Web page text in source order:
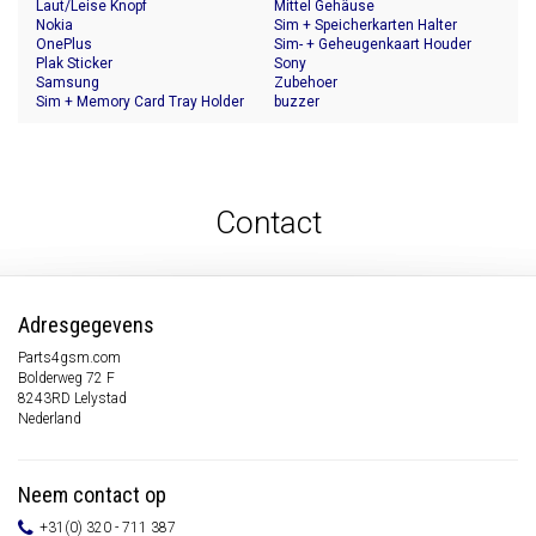
Laut/Leise Knopf
Mittel Gehäuse
Nokia
OnePlus
Plak Sticker
Samsung
Sim + Memory Card Tray Holder
Sim + Speicherkarten Halter
Sim- + Geheugenkaart Houder
Sony
Zubehoer
buzzer
Contact
Adresgegevens
Parts4gsm.com
Bolderweg 72 F
8243RD Lelystad
Nederland
Neem contact op
+31(0) 320 - 711 387